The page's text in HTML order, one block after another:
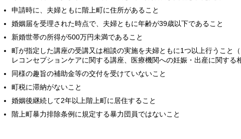
申請時に、夫婦ともに階上町に住所があること
婚姻届を受理された時点で、夫婦ともに年齢が39歳以下であること
新婚世帯の所得が500万円未満であること
町が指定した講座の受講又は相談の実施を夫婦ともに1つ以上行うこと
レコンセプションケアに関する講座、医療機関への妊娠・出産に関する
同様の趣旨の補助金等の交付を受けていないこと
町税に滞納がないこと
婚姻後継続して2年以上階上町に居住すること
階上町暴力排除条例に規定する暴力団員ではないこと